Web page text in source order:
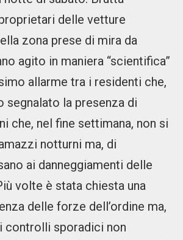
delle vetture
zona prese di mira da
agito in maniera “scientifica”
allarme tra i residenti che,
segnalato la presenza di
che, nel fine settimana, non si
notturni ma, di
ai danneggiamenti delle
volte è stata chiesta una
delle forze dell’ordine ma,
controlli sporadici non